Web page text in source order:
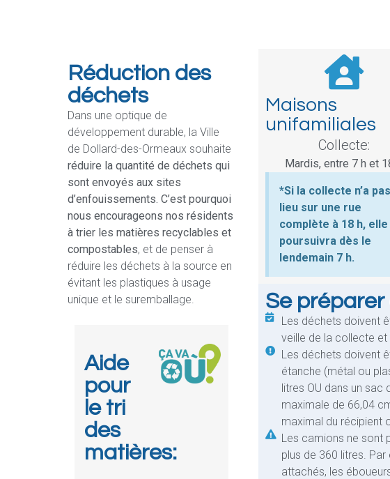
Réduction des
déchets
Dans une optique de
développement durable, la Ville
de Dollard-des-Ormeaux souhaite
réduire la quantité de déchets qui
sont envoyés aux sites
d’enfouissements. C’est pourquoi
nous encourageons nos résidents
à trier les matières recyclables et
compostables, et de penser à
réduire les déchets à la source en
évitant les plastiques à usage
unique et le suremballage.
Aide
pour
le tri
des
matières:
Maisons
unifamiliales
Collecte:
Mardis, entre 7 h et
*Si la collecte n’a
lieu sur une rue
complète à 18 h,
poursuivra dès le
lendemain 7 h.
Se
Les déchets doivent
veille de la collecte
Les déchets doivent
étanche (métal ou
litres OU dans un sac
maximale de 66,04
maximal du récipient
Les camions ne sont
plus de 360 litres.
attachés, les